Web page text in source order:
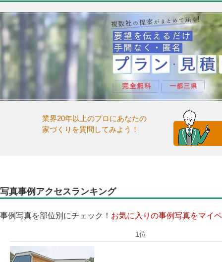
業界20年以上のプロにあなたの
家づくりを質問してみよう！
写真事例アクセスランキング
事例写真を部位別にチェック！ お気に入りの事例写真をマイ